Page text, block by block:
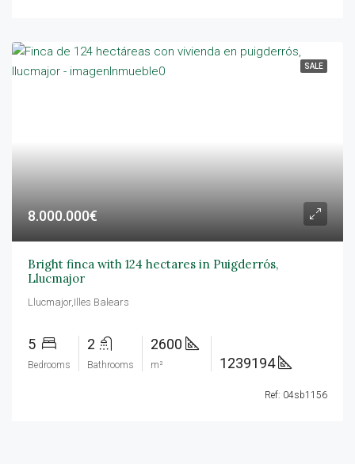
SALE
8.000.000€
Bright finca with 124 hectares in Puigderrós,
Llucmajor
Llucmajor,Illes Balears
5
Bedrooms
2
Bathrooms
2600
m² 1239194
Ref: 04sb1156